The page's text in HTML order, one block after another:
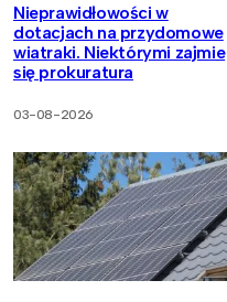
Nieprawidłowości w
dotacjach na przydomowe
wiatraki. Niektórymi zajmie
się prokuratura
03-08-2026